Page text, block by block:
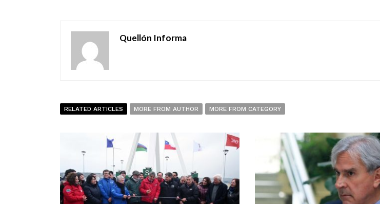
Quellón Informa
RELATED ARTICLES MORE FROM AUTHOR MORE FROM CATEGORY